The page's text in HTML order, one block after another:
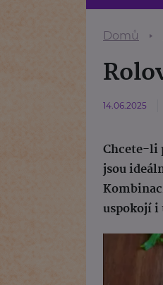
Domů
14.06.2025
Chcete-li
jsou
uspokojí i